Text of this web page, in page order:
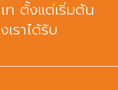
ตั้งแต่เริ่มต้น
ราได้รับ